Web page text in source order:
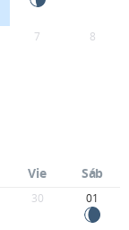
7 8
Vie Sáb
30 01